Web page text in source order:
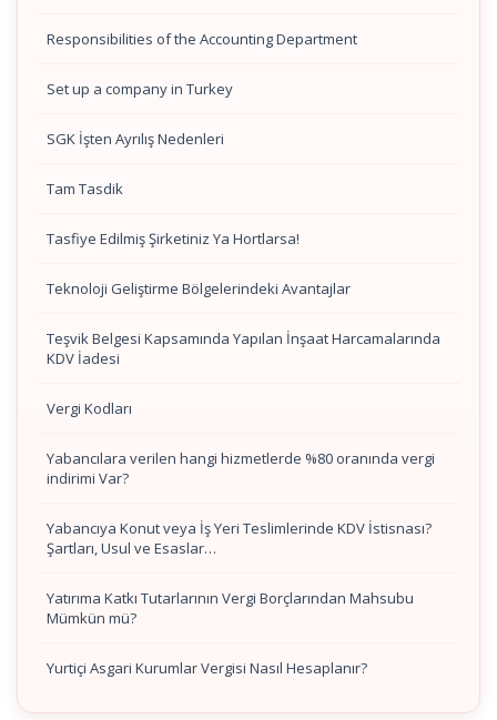
Responsibilities of the Accounting Department
Set up a company in Turkey
SGK İşten Ayrılış Nedenleri
Tam Tasdik
Tasfiye Edilmiş Şirketiniz Ya Hortlarsa!
Teknoloji Geliştirme Bölgelerindeki Avantajlar
Teşvik Belgesi Kapsamında Yapılan İnşaat Harcamalarında
KDV İadesi
Vergi Kodları
Yabancılara verilen hangi hizmetlerde %80 oranında vergi
indirimi Var?
Yabancıya Konut veya İş Yeri Teslimlerinde KDV İstisnası?
Şartları, Usul ve Esaslar…
Yatırıma Katkı Tutarlarının Vergi Borçlarından Mahsubu
Mümkün mü?
Yurtiçi Asgari Kurumlar Vergisi Nasıl Hesaplanır?